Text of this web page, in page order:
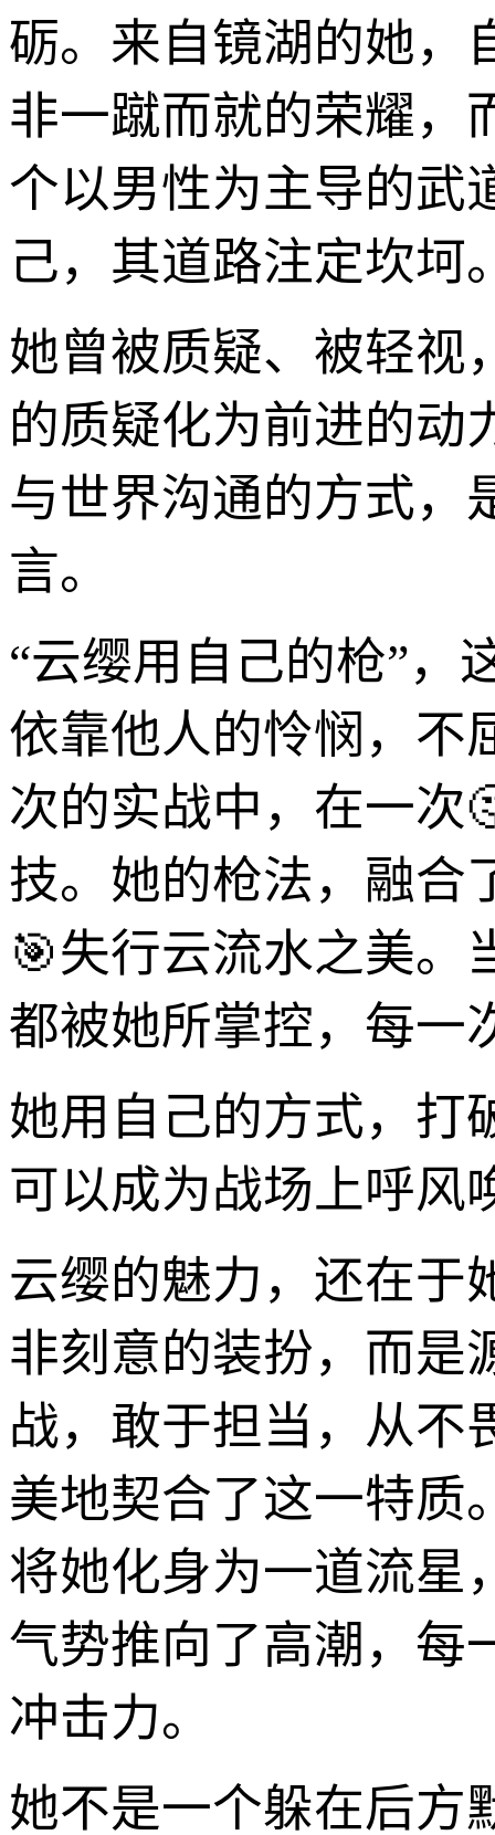
砺。来自镜湖的她，
非一蹴而就的荣耀，
个以男性为主导的武
己，其道路注定坎坷
她曾被质疑、被轻视
的质疑化为前进的动
与世界沟通的方式，
言。
“云缨用自己的枪”，
依靠他人的怜悯，不
次的实战中，在一次
技。她的枪法，融合
🎯失行云流水之美。
都被她所掌控，每一
她用自己的方式，打
可以成为战场上呼风
云缨的魅力，还在于
非刻意的装扮，而是
战，敢于担当，从不
美地契合了这一特质
将她化身为一道流星
气势推向了高潮，每
冲击力。
她不是一个躲在后方